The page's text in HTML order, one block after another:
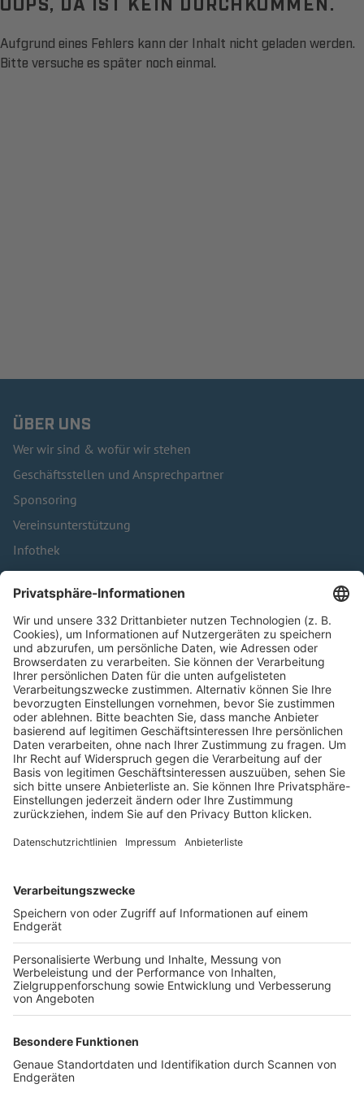
Aufgrund eines Fehlers kann der Inhalt nicht geladen werden.
Bitte versuche es später noch einmal.
ÜBER UNS
Wer wir sind & wofür wir stehen
Geschäftsstellen und Ansprechpartner
Sponsoring
Vereinsunterstützung
Infothek
Kontakt
HÄUFIG BESUCHTE SEITEN
Pässe und Vereinswechsel
Trainerausbildung
Schulungsangebot Vereinsmitarbeiter
BFV-Geschäftsstellen
Trainerbörse
Login SpielPlus
FOLGE DEM BFV
TOP-VEREINE
TOP-PARTNER